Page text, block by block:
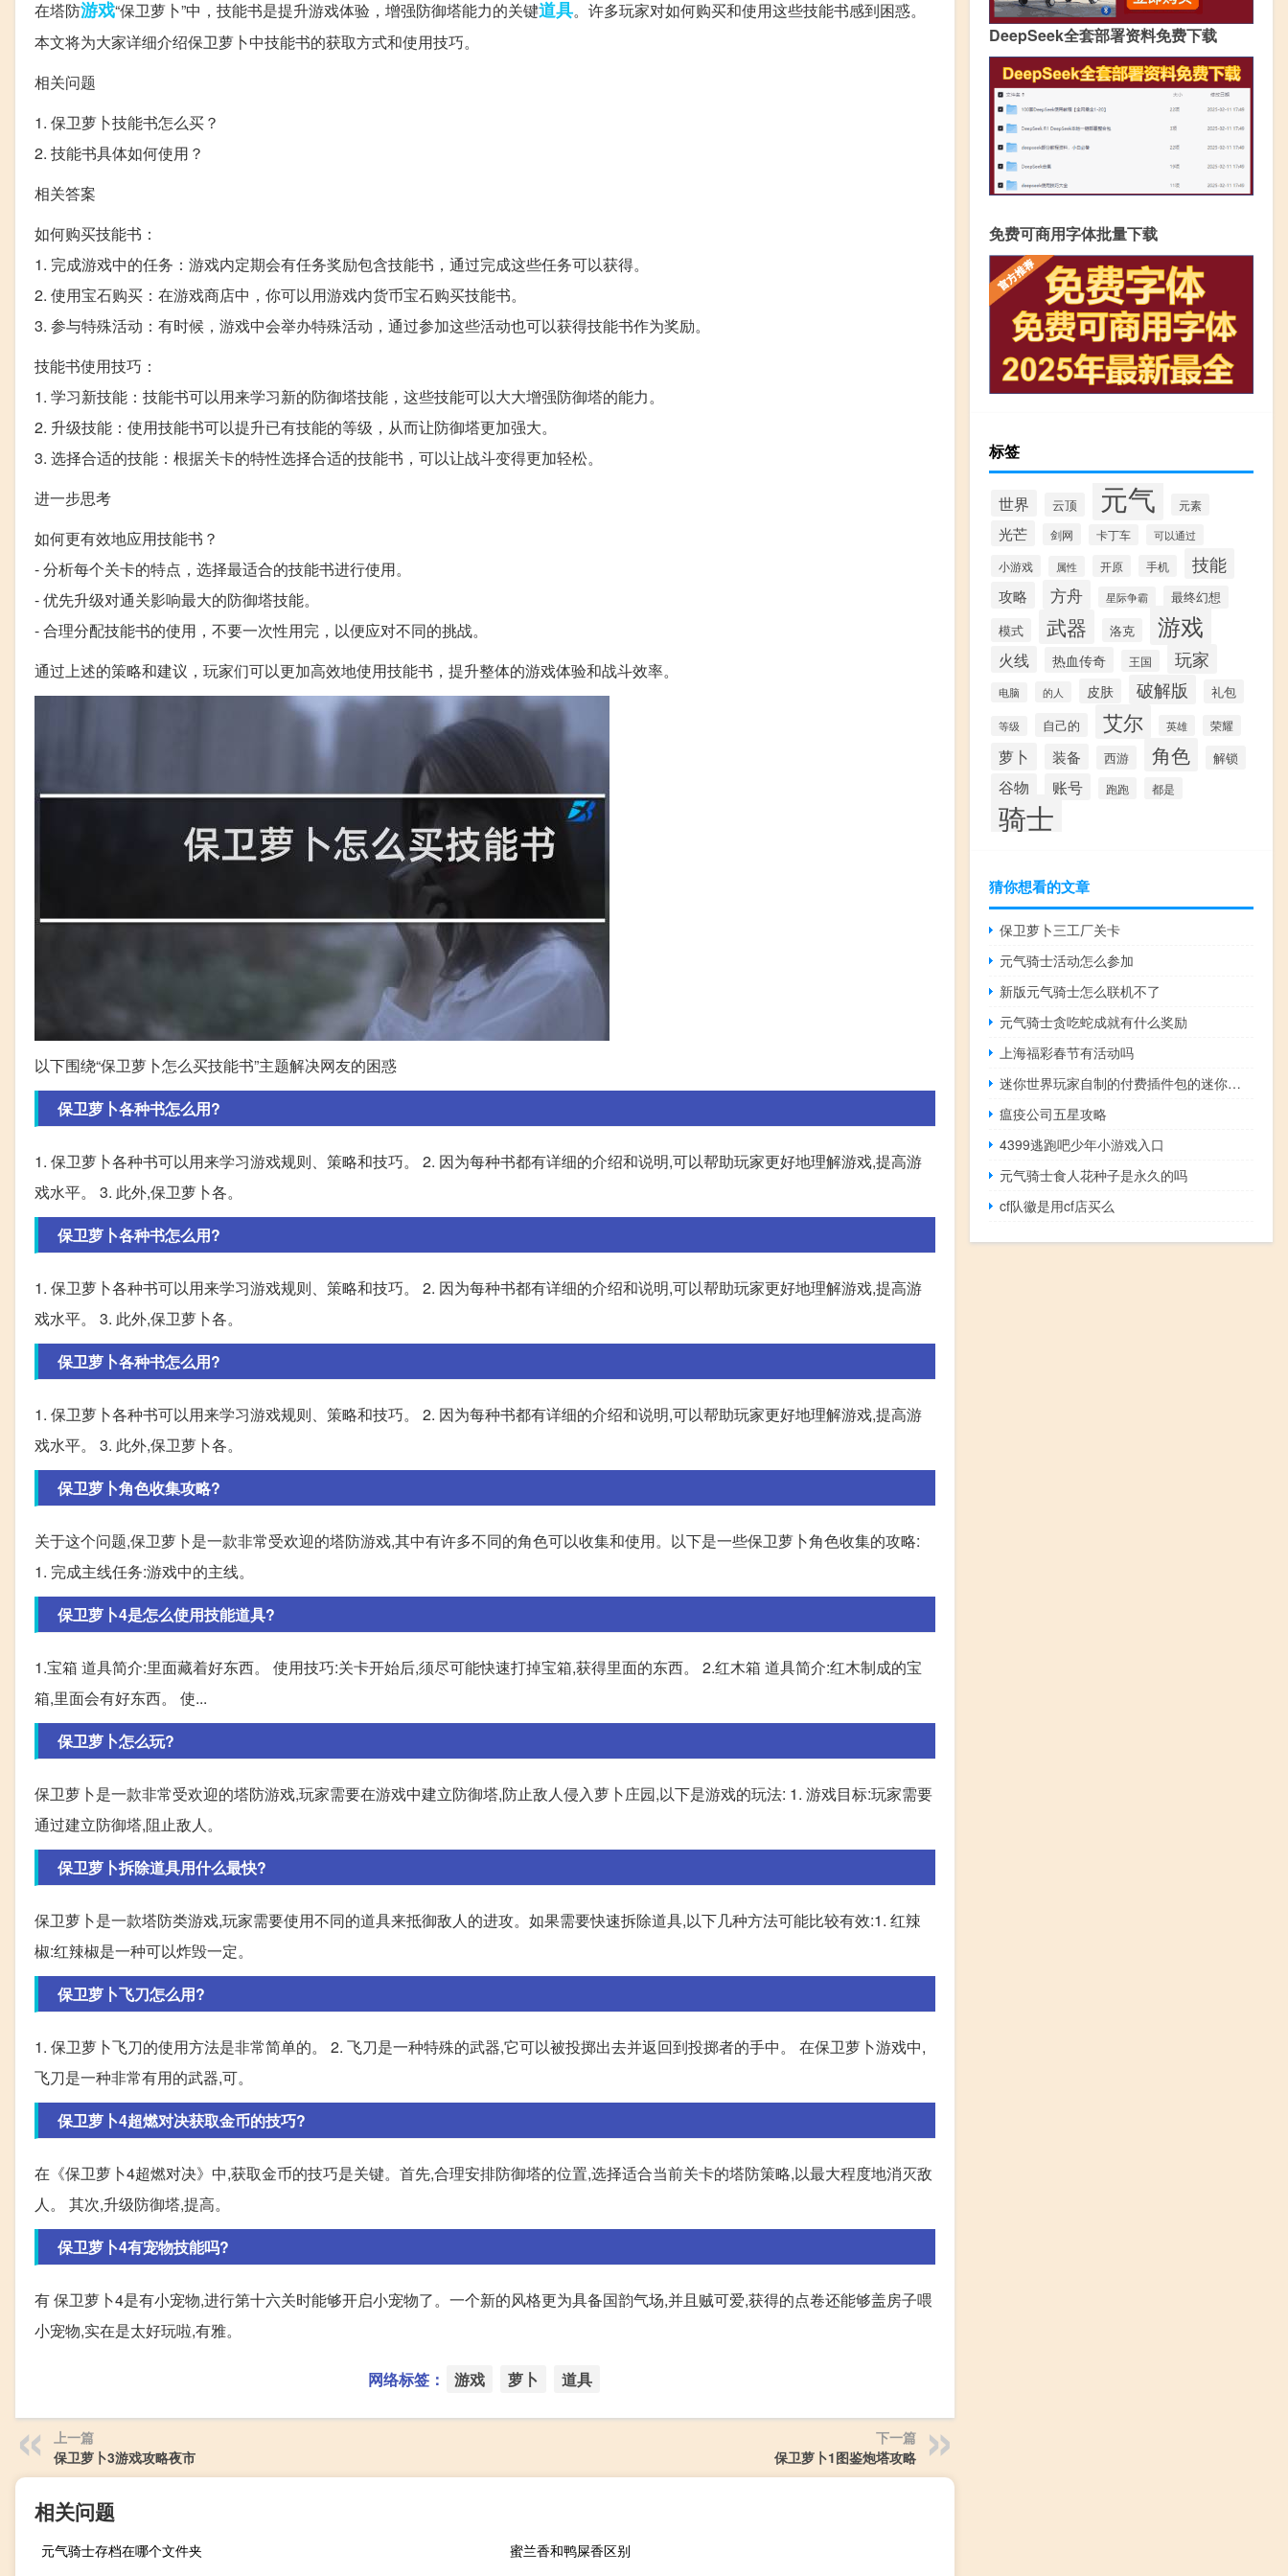
在塔防游戏“保卫萝卜”中，技能书是提升游戏体验，增强防御塔能力的关键道具。许多玩家对如何购买和使用这些技能书感到困惑。
本文将为大家详细介绍保卫萝卜中技能书的获取方式和使用技巧。
相关问题
1. 保卫萝卜技能书怎么买？
2. 技能书具体如何使用？
相关答案
如何购买技能书：
1. 完成游戏中的任务：游戏内定期会有任务奖励包含技能书，通过完成这些任务可以获得。
2. 使用宝石购买：在游戏商店中，你可以用游戏内货币宝石购买技能书。
3. 参与特殊活动：有时候，游戏中会举办特殊活动，通过参加这些活动也可以获得技能书作为奖励。
技能书使用技巧：
1. 学习新技能：技能书可以用来学习新的防御塔技能，这些技能可以大大增强防御塔的能力。
2. 升级技能：使用技能书可以提升已有技能的等级，从而让防御塔更加强大。
3. 选择合适的技能：根据关卡的特性选择合适的技能书，可以让战斗变得更加轻松。
进一步思考
如何更有效地应用技能书？
- 分析每个关卡的特点，选择最适合的技能书进行使用。
- 优先升级对通关影响最大的防御塔技能。
- 合理分配技能书的使用，不要一次性用完，以便应对不同的挑战。
通过上述的策略和建议，玩家们可以更加高效地使用技能书，提升整体的游戏体验和战斗效率。
以下围绕“保卫萝卜怎么买技能书”主题解决网友的困惑
保卫萝卜各种书怎么用?
1. 保卫萝卜各种书可以用来学习游戏规则、策略和技巧。 2. 因为每种书都有详细的介绍和说明,可以帮助玩家更好地理解游戏,提高游
戏水平。 3. 此外,保卫萝卜各。
保卫萝卜各种书怎么用?
1. 保卫萝卜各种书可以用来学习游戏规则、策略和技巧。 2. 因为每种书都有详细的介绍和说明,可以帮助玩家更好地理解游戏,提高游
戏水平。 3. 此外,保卫萝卜各。
保卫萝卜各种书怎么用?
1. 保卫萝卜各种书可以用来学习游戏规则、策略和技巧。 2. 因为每种书都有详细的介绍和说明,可以帮助玩家更好地理解游戏,提高游
戏水平。 3. 此外,保卫萝卜各。
保卫萝卜角色收集攻略?
关于这个问题,保卫萝卜是一款非常受欢迎的塔防游戏,其中有许多不同的角色可以收集和使用。以下是一些保卫萝卜角色收集的攻略:
1. 完成主线任务:游戏中的主线。
保卫萝卜4是怎么使用技能道具?
1.宝箱 道具简介:里面藏着好东西。 使用技巧:关卡开始后,须尽可能快速打掉宝箱,获得里面的东西。 2.红木箱 道具简介:红木制成的宝
箱,里面会有好东西。 使...
保卫萝卜怎么玩?
保卫萝卜是一款非常受欢迎的塔防游戏,玩家需要在游戏中建立防御塔,防止敌人侵入萝卜庄园,以下是游戏的玩法: 1. 游戏目标:玩家需要
通过建立防御塔,阻止敌人。
保卫萝卜拆除道具用什么最快?
保卫萝卜是一款塔防类游戏,玩家需要使用不同的道具来抵御敌人的进攻。如果需要快速拆除道具,以下几种方法可能比较有效:1. 红辣
椒:红辣椒是一种可以炸毁一定。
保卫萝卜飞刀怎么用?
1. 保卫萝卜飞刀的使用方法是非常简单的。 2. 飞刀是一种特殊的武器,它可以被投掷出去并返回到投掷者的手中。 在保卫萝卜游戏中,
飞刀是一种非常有用的武器,可。
保卫萝卜4超燃对决获取金币的技巧?
在《保卫萝卜4超燃对决》中,获取金币的技巧是关键。首先,合理安排防御塔的位置,选择适合当前关卡的塔防策略,以最大程度地消灭敌
人。 其次,升级防御塔,提高。
保卫萝卜4有宠物技能吗?
有 保卫萝卜4是有小宠物,进行第十六关时能够开启小宠物了。一个新的风格更为具备国韵气场,并且贼可爱,获得的点卷还能够盖房子喂
小宠物,实在是太好玩啦,有雅。
网络标签： 游戏 萝卜 道具
上一篇
保卫萝卜3游戏攻略夜市
下一篇
保卫萝卜1图鉴炮塔攻略
相关问题
元气骑士存档在哪个文件夹
蜜兰香和鸭屎香区别
DeepSeek全套部署资料免费下载
免费可商用字体批量下载
标签
世界 云顶 元气 元素
光芒 剑网 卡丁车 可以通过
小游戏 属性 开原 手机 技能
攻略 方舟 星际争霸 最终幻想
模式 武器 洛克 游戏
火线 热血传奇 王国 玩家
电脑 的人 皮肤 破解版 礼包
等级 自己的 艾尔 英雄 荣耀
萝卜 装备 西游 角色 解锁
谷物 账号 跑跑 都是
骑士
猜你想看的文章
保卫萝卜三工厂关卡
元气骑士活动怎么参加
新版元气骑士怎么联机不了
元气骑士贪吃蛇成就有什么奖励
上海福彩春节有活动吗
迷你世界玩家自制的付费插件包的迷你豆怎么领
瘟疫公司五星攻略
4399逃跑吧少年小游戏入口
元气骑士食人花种子是永久的吗
cf队徽是用cf店买么